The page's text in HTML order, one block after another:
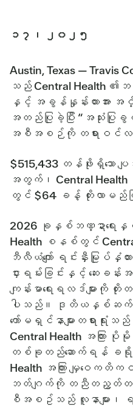
၁၇၊ ၂၀၂၅
Austin, Texas — Travis
သည် Central Health ၏
နှင့် အခွန်နှုန်းထားအား
အတည်ပြုခဲ့ပြီး “အသုံးပြုခွ
အစီအစဉ်ကို တရားဝ
$515,433 တန်ဖိုးရှိသော ပ
အတွက်၊ Central
တွင် $64 ခန့် တိုးလာမည်
2026 ခုနှစ်ဘဏ္ဍာရေး
Health စနစ်တွင်
ဘီလီယံကျော် ရင်းနှီးမြုပ်နှံထ
ငှားရမ်းခြင်းနှင့် ဆေးခ
ကျန်းမာရေးရလဒ်များကို တိုးတ
ပါသည်။ ဒုတိယနှစ်ဆက်တို
ကော်မရှင်နာများတရားရုံးသ
Central Health အကြား ပို
တစ်ခုတည်ဆောက်ရန် ခရိုင်ခေ
Health အကြား မျှဝေကတိကဝ
ဘတ်ဂျက်ကို တညီတညွတ်
စီအစဥ်သည် လူနာများ၊